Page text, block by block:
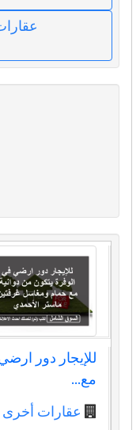
للإيجار دور
مع...
عقارات أخرى